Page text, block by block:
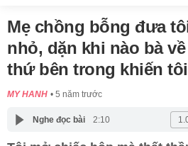
Mẹ chồng bỗng đưa
nhỏ, dặn khi nào bà
thứ bên trong khiến
MY HANH 5 năm trước
Nghe đọc bài 2:10